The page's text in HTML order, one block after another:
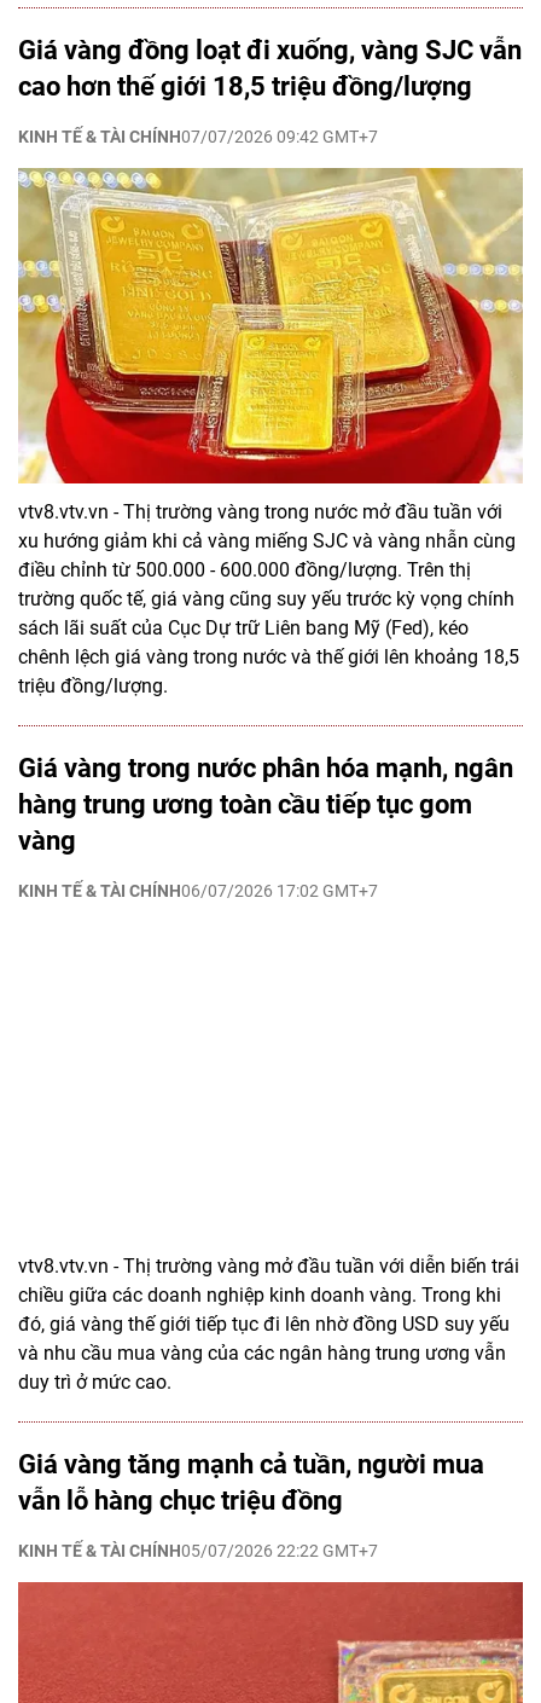
Giá vàng đồng loạt đi xuống, vàng SJC vẫn
cao hơn thế giới 18,5 triệu đồng/lượng
KINH TẾ & TÀI CHÍNH07/07/2026 09:42 GMT+7
vtv8.vtv.vn - Thị trường vàng trong nước mở đầu tuần với
xu hướng giảm khi cả vàng miếng SJC và vàng nhẫn cùng
điều chỉnh từ 500.000 - 600.000 đồng/lượng. Trên thị
trường quốc tế, giá vàng cũng suy yếu trước kỳ vọng chính
sách lãi suất của Cục Dự trữ Liên bang Mỹ (Fed), kéo
chênh lệch giá vàng trong nước và thế giới lên khoảng 18,5
triệu đồng/lượng.
Giá vàng trong nước phân hóa mạnh, ngân
hàng trung ương toàn cầu tiếp tục gom
vàng
KINH TẾ & TÀI CHÍNH06/07/2026 17:02 GMT+7
vtv8.vtv.vn - Thị trường vàng mở đầu tuần với diễn biến trái
chiều giữa các doanh nghiệp kinh doanh vàng. Trong khi
đó, giá vàng thế giới tiếp tục đi lên nhờ đồng USD suy yếu
và nhu cầu mua vàng của các ngân hàng trung ương vẫn
duy trì ở mức cao.
Giá vàng tăng mạnh cả tuần, người mua
vẫn lỗ hàng chục triệu đồng
KINH TẾ & TÀI CHÍNH05/07/2026 22:22 GMT+7